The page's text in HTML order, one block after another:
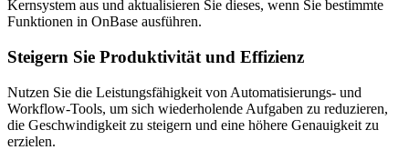
Kernsystem aus und aktualisieren Sie dieses, wenn Sie bestimmte
Funktionen in OnBase ausführen.
Steigern Sie Produktivität und Effizienz
Nutzen Sie die Leistungsfähigkeit von Automatisierungs- und
Workflow-Tools, um sich wiederholende Aufgaben zu reduzieren,
die Geschwindigkeit zu steigern und eine höhere Genauigkeit zu
erzielen.